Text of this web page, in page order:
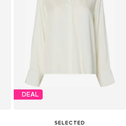
DEAL
SELECTED